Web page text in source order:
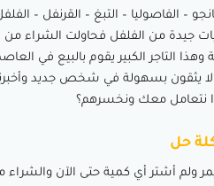
– الفاصوليا – التبغ – القرنفل –
جيدة من الفلفل فحاولت الشراء من
التاجر الكبير يقوم بالبيع في
يثقون بسهولة في شخص جديد
نتعامل معك ونخسرهم؟
حل
ولم أشتر أي كمية حتى الآن